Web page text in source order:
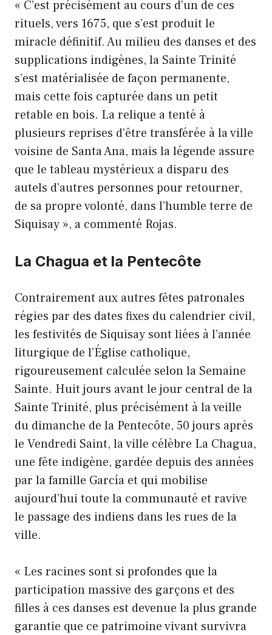
« C’est précisément au cours d’un de ces
rituels, vers 1675, que s’est produit le
miracle définitif. Au milieu des danses et des
supplications indigènes, la Sainte Trinité
s’est matérialisée de façon permanente,
mais cette fois capturée dans un petit
retable en bois. La relique a tenté à
plusieurs reprises d’être transférée à la ville
voisine de Santa Ana, mais la légende assure
que le tableau mystérieux a disparu des
autels d’autres personnes pour retourner,
de sa propre volonté, dans l’humble terre de
Siquisay », a commenté Rojas.
La Chagua et la Pentecôte
Contrairement aux autres fêtes patronales
régies par des dates fixes du calendrier civil,
les festivités de Siquisay sont liées à l’année
liturgique de l’Église catholique,
rigoureusement calculée selon la Semaine
Sainte. Huit jours avant le jour central de la
Sainte Trinité, plus précisément à la veille
du dimanche de la Pentecôte, 50 jours après
le Vendredi Saint, la ville célèbre La Chagua,
une fête indigène, gardée depuis des années
par la famille García et qui mobilise
aujourd’hui toute la communauté et ravive
le passage des indiens dans les rues de la
ville.
« Les racines sont si profondes que la
participation massive des garçons et des
filles à ces danses est devenue la plus grande
garantie que ce patrimoine vivant survivra